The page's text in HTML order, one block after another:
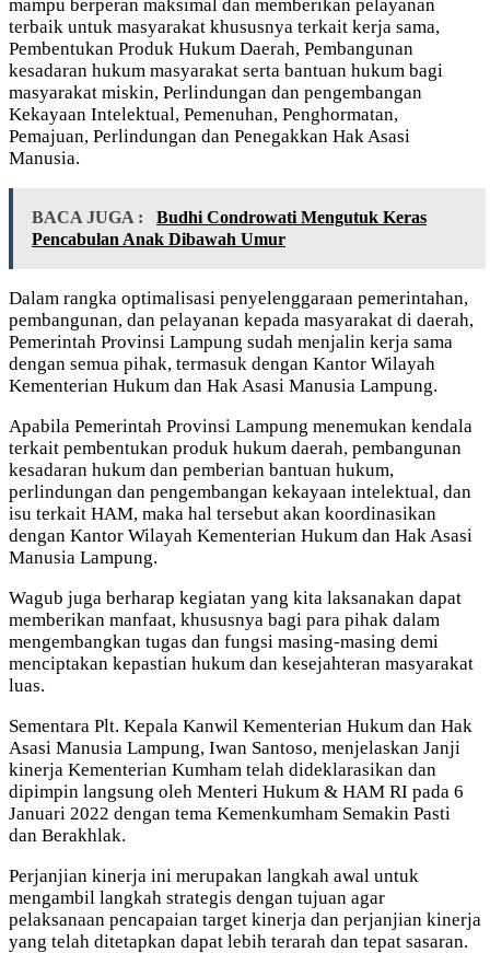
mampu berperan maksimal dan memberikan pelayanan
terbaik untuk masyarakat khususnya terkait kerja sama,
Pembentukan Produk Hukum Daerah, Pembangunan
kesadaran hukum masyarakat serta bantuan hukum bagi
masyarakat miskin, Perlindungan dan pengembangan
Kekayaan Intelektual, Pemenuhan, Penghormatan,
Pemajuan, Perlindungan dan Penegakkan Hak Asasi
Manusia.
BACA JUGA :
Budhi Condrowati Mengutuk Keras
Pencabulan Anak Dibawah Umur
Dalam rangka optimalisasi penyelenggaraan pemerintahan,
pembangunan, dan pelayanan kepada masyarakat di daerah,
Pemerintah Provinsi Lampung sudah menjalin kerja sama
dengan semua pihak, termasuk dengan Kantor Wilayah
Kementerian Hukum dan Hak Asasi Manusia Lampung.
Apabila Pemerintah Provinsi Lampung menemukan kendala
terkait pembentukan produk hukum daerah, pembangunan
kesadaran hukum dan pemberian bantuan hukum,
perlindungan dan pengembangan kekayaan intelektual, dan
isu terkait HAM, maka hal tersebut akan koordinasikan
dengan Kantor Wilayah Kementerian Hukum dan Hak Asasi
Manusia Lampung.
Wagub juga berharap kegiatan yang kita laksanakan dapat
memberikan manfaat, khususnya bagi para pihak dalam
mengembangkan tugas dan fungsi masing-masing demi
menciptakan kepastian hukum dan kesejahteran masyarakat
luas.
Sementara Plt. Kepala Kanwil Kementerian Hukum dan Hak
Asasi Manusia Lampung, Iwan Santoso, menjelaskan Janji
kinerja Kementerian Kumham telah dideklarasikan dan
dipimpin langsung oleh Menteri Hukum & HAM RI pada 6
Januari 2022 dengan tema Kemenkumham Semakin Pasti
dan Berakhlak.
Perjanjian kinerja ini merupakan langkah awal untuk
mengambil langkah strategis dengan tujuan agar
pelaksanaan pencapaian target kinerja dan perjanjian kinerja
yang telah ditetapkan dapat lebih terarah dan tepat sasaran.